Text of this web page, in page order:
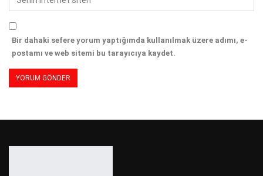
Bir dahaki sefere yorum yaptığımda kullanılmak üzere adımı, e-
postamı ve web sitemi bu tarayıcıya kaydet.